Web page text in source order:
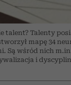
talent? Talenty
mapę 34
Są wśród nich
i